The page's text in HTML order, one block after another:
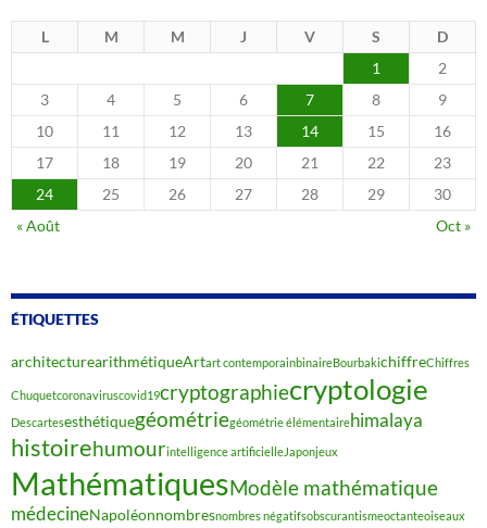
L M M J V S
D
1
2
3
4 5 6 7 8
9
10
11 12 13 14 15
16
17
18 19 20 21 22
23
24
25 26 27 28 29
30
« Août
Oct »
ÉTIQUETTES
architecturearithmétiqueArtart contemporainbinaireBourbakichiffreChiffres
Chuquetcoronaviruscovid19cryptographiecryptologie
Descartesesthétiquegéométriegéométrie élémentairehimalaya
histoirehumourintelligence artificielleJaponjeux
MathématiquesModèle mathématique
médecineNapoléonnombresnombres négatifsobscurantismeoctanteoiseaux